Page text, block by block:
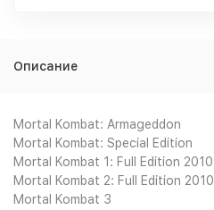
Описание
Mortal Kombat: Armageddon
Mortal Kombat: Special Edition
Mortal Kombat 1: Full Edition 2010
Mortal Kombat 2: Full Edition 2010
Mortal Kombat 3